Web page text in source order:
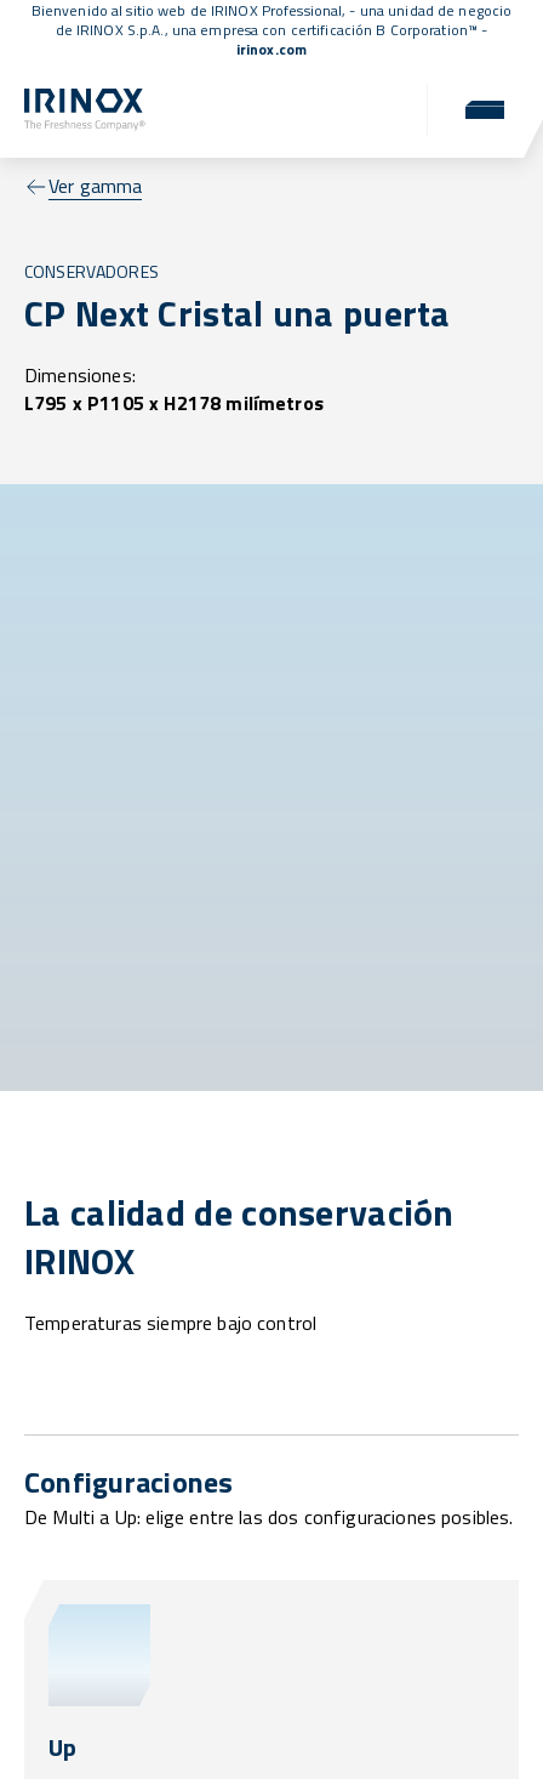
Bienvenido al sitio web de IRINOX Professional, - una unidad de negocio
de IRINOX S.p.A., una empresa con certificación B Corporation™ -
irinox.com
Ver gamma
CONSERVADORES
CP Next Cristal una puerta
Dimensiones:
L795 x P1105 x H2178 milímetros
La calidad de conservación
IRINOX
Temperaturas siempre bajo control
Configuraciones
De Multi a Up: elige entre las dos configuraciones posibles.
Up